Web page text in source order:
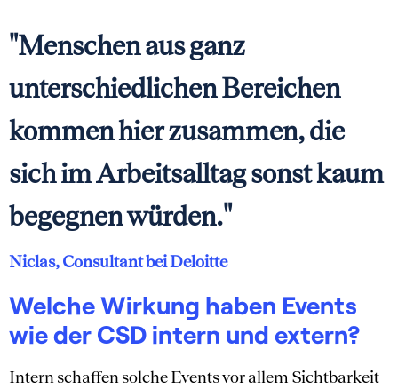
"Menschen aus ganz
unterschiedlichen Bereichen
kommen hier zusammen, die
sich im Arbeitsalltag sonst kaum
begegnen würden."
Niclas, Consultant bei Deloitte
Welche Wirkung haben Events
wie der CSD intern und extern?
Intern schaffen solche Events vor allem Sichtbarkeit